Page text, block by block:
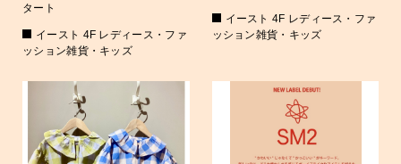
タート
イースト 4F レディース・ファ
ッション雑貨・キッズ
イースト 4F レディース・ファ
ッション雑貨・キッズ